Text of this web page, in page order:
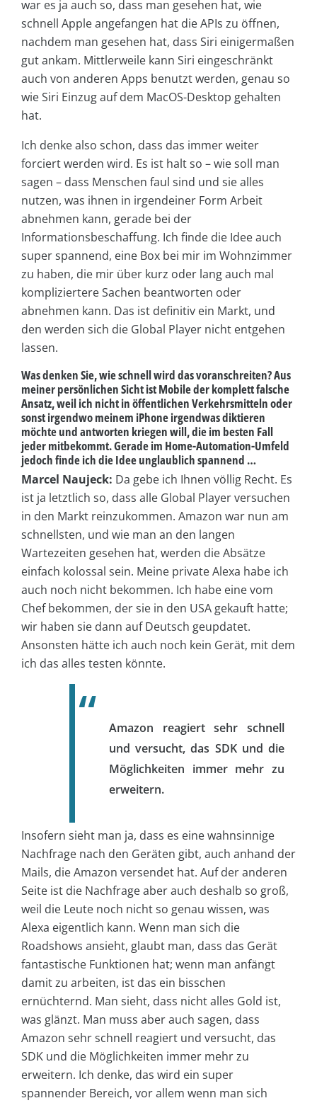
war es ja auch so, dass man gesehen hat, wie
schnell Apple angefangen hat die APIs zu öffnen,
nachdem man gesehen hat, dass Siri einigermaßen
gut ankam. Mittlerweile kann Siri eingeschränkt
auch von anderen Apps benutzt werden, genau so
wie Siri Einzug auf dem MacOS-Desktop gehalten
hat.
Ich denke also schon, dass das immer weiter
forciert werden wird. Es ist halt so – wie soll man
sagen – dass Menschen faul sind und sie alles
nutzen, was ihnen in irgendeiner Form Arbeit
abnehmen kann, gerade bei der
Informationsbeschaffung. Ich finde die Idee auch
super spannend, eine Box bei mir im Wohnzimmer
zu haben, die mir über kurz oder lang auch mal
kompliziertere Sachen beantworten oder
abnehmen kann. Das ist definitiv ein Markt, und
den werden sich die Global Player nicht entgehen
lassen.
Was denken Sie, wie schnell wird das voranschreiten? Aus
meiner persönlichen Sicht ist Mobile der komplett falsche
Ansatz, weil ich nicht in öffentlichen Verkehrsmitteln oder
sonst irgendwo meinem iPhone irgendwas diktieren
möchte und antworten kriegen will, die im besten Fall
jeder mitbekommt. Gerade im Home-Automation-Umfeld
jedoch finde ich die Idee unglaublich spannend …
Marcel Naujeck: Da gebe ich Ihnen völlig Recht. Es
ist ja letztlich so, dass alle Global Player versuchen
in den Markt reinzukommen. Amazon war nun am
schnellsten, und wie man an den langen
Wartezeiten gesehen hat, werden die Absätze
einfach kolossal sein. Meine private Alexa habe ich
auch noch nicht bekommen. Ich habe eine vom
Chef bekommen, der sie in den USA gekauft hatte;
wir haben sie dann auf Deutsch geupdatet.
Ansonsten hätte ich auch noch kein Gerät, mit dem
ich das alles testen könnte.
Amazon reagiert sehr schnell
und versucht, das SDK und die
Möglichkeiten immer mehr zu
erweitern.
Insofern sieht man ja, dass es eine wahnsinnige
Nachfrage nach den Geräten gibt, auch anhand der
Mails, die Amazon versendet hat. Auf der anderen
Seite ist die Nachfrage aber auch deshalb so groß,
weil die Leute noch nicht so genau wissen, was
Alexa eigentlich kann. Wenn man sich die
Roadshows ansieht, glaubt man, dass das Gerät
fantastische Funktionen hat; wenn man anfängt
damit zu arbeiten, ist das ein bisschen
ernüchternd. Man sieht, dass nicht alles Gold ist,
was glänzt. Man muss aber auch sagen, dass
Amazon sehr schnell reagiert und versucht, das
SDK und die Möglichkeiten immer mehr zu
erweitern. Ich denke, das wird ein super
spannender Bereich, vor allem wenn man sich